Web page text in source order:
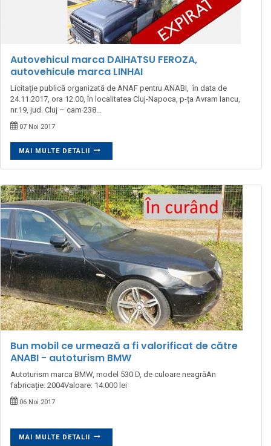
Autovehicul marca DAIHATSU FEROZA,
autovehicule marca LINHAI
Licitație publică organizată de ANAF pentru ANABI, în data de
24.11.2017, ora 12.00, în localitatea Cluj-Napoca, p-ța Avram Iancu,
nr.19, jud. Cluj – cam 238...
07 Noi 2017
MAI MULTE DETALII
Bun mobil ce urmează a fi valorificat de către
ANABI - autoturism BMW
Autoturism marca BMW, model 530 D, de culoare neagrăAn
fabricație: 2004Valoare: 14.000 lei
06 Noi 2017
MAI MULTE DETALII